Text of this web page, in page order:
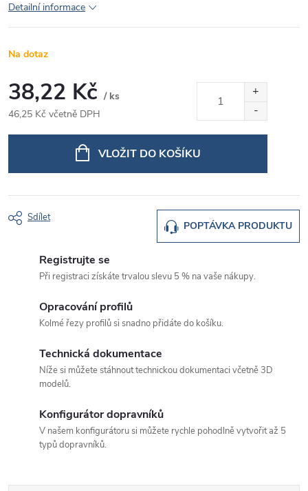
Detailní informace
Na dotaz
38,22 Kč / ks
46,25 Kč včetně DPH
VLOŽIT DO KOŠÍKU
POPTÁVKA PRODUKTU
Sdílet
Registrujte se
Při registraci získáte trvalou slevu 5 % na vaše nákupy.
Opracování profilů
Kolmé řezy profilů si snadno přidáte do košíku.
Technická dokumentace
Níže si můžete stáhnout technickou dokumentaci včetně 3D
modelů.
Konfigurátor dopravníků
V našem konfigurátoru si můžete rychle pohodlně vytvořit až 5
typů dopravníků.